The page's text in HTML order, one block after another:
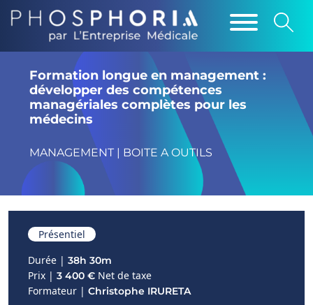
Formation longue en management :
développer des compétences
managériales complètes pour les
médecins
MANAGEMENT | BOITE A OUTILS
Présentiel
Durée | 38h 30m
Prix | 3 400 € Net de taxe
Formateur | Christophe IRURETA